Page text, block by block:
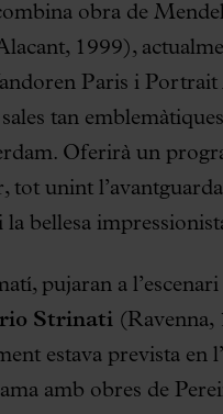
obra de
1999),
Paris i
tan
Oferirà un
tot unint
bellesa
pujaran a
Strinati (Ravenna,
estava prevista
amb obres de